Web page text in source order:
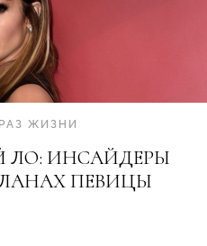
ЖИЗНИ
ЛО: ИНСАЙДЕРЫ
ПЕВИЦЫ